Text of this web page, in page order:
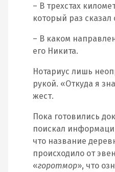
– В трехстах
который раз сказал
– В каком
его Никита.
Нотариус лишь
рукой. «Откуда я
жест.
Пока готовились
поискал
что название
происходило от
«горотмор», что